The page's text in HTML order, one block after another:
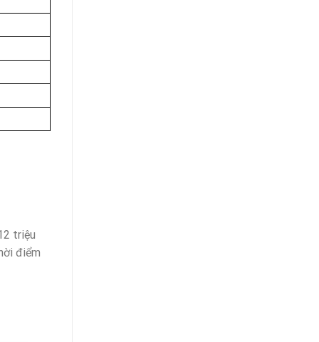
triệu
điểm